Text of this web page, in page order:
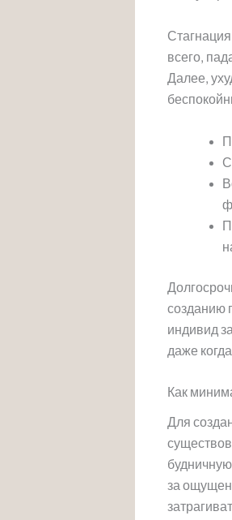
всего,
Далее,
созданию
индивид
даже
Как
Для
за